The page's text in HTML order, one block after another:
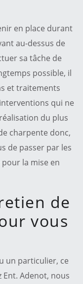
en place durant
au-dessus de
sa tâche de
possible, il
et traitements
qui ne
du plus
charpente donc,
de passer par les
la mise en
de
vous
un particulier, ce
Ent. Adenot, nous